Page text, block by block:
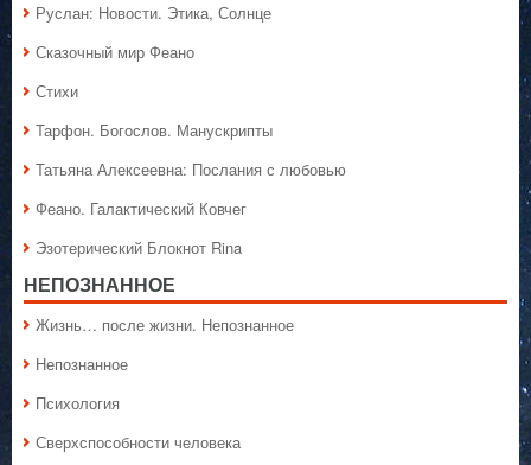
Руслан: Новости. Этика, Солнце
Сказочный мир Феано
Стихи
Тарфон. Богослов. Манускрипты
Татьяна Алексеевна: Послания с любовью
Феано. Галактический Ковчег
Эзотерический Блокнот Rina
НЕПОЗНАННОЕ
Жизнь… после жизни. Непознанное
Непознанное
Психология
Сверхспособности человека